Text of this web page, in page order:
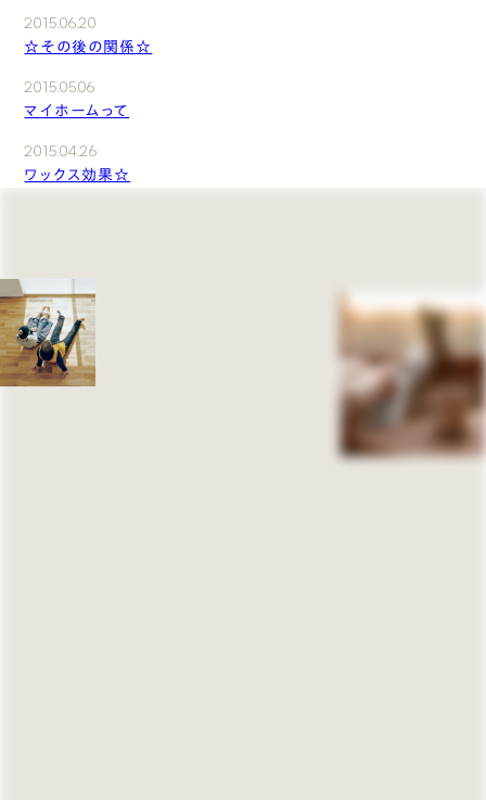
2015.06.20
☆その後の関係☆
2015.05.06
マイホームって
2015.04.26
ワックス効果☆